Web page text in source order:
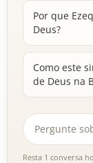
Por que
Deus?
Como este
de Deus na
Resta 1 conversa